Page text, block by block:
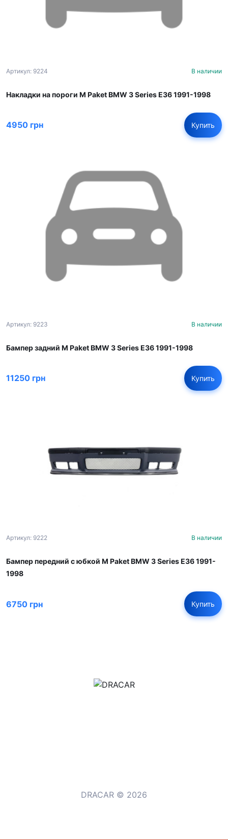
Артикул: 9224 В наличии
Накладки на пороги M Paket BMW 3 Series E36 1991-1998
4950 грн Купить
Артикул: 9223 В наличии
Бампер задний M Paket BMW 3 Series E36 1991-1998
11250 грн Купить
Артикул: 9222 В наличии
Бампер передний с юбкой M Paket BMW 3 Series E36 1991-
1998
6750 грн Купить
DRACAR © 2026